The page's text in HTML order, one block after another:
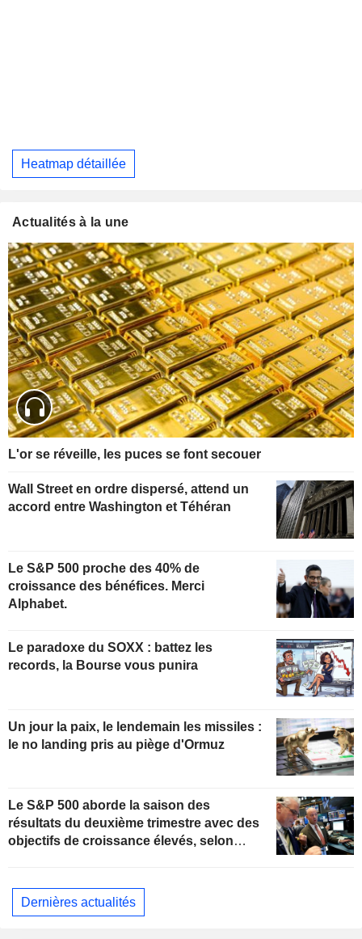
Heatmap détaillée
Actualités à la une
L'or se réveille, les puces se font secouer
Wall Street en ordre dispersé, attend un
accord entre Washington et Téhéran
Le S&P 500 proche des 40% de
croissance des bénéfices. Merci
Alphabet.
Le paradoxe du SOXX : battez les
records, la Bourse vous punira
Un jour la paix, le lendemain les missiles :
le no landing pris au piège d'Ormuz
Le S&P 500 aborde la saison des
résultats du deuxième trimestre avec des
objectifs de croissance élevés, selon
Dernières actualités